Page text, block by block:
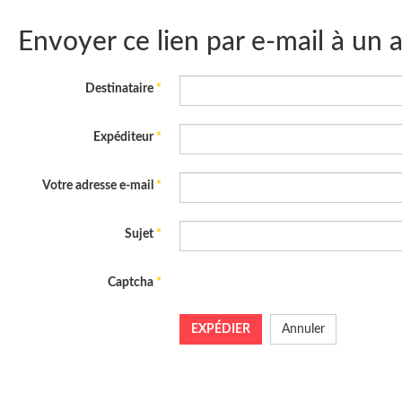
Envoyer ce lien par e-mail à un
Destinataire *
Expéditeur*
Votre adresse e-mail *
Sujet *
Captcha *
EXPÉDIER Annuler